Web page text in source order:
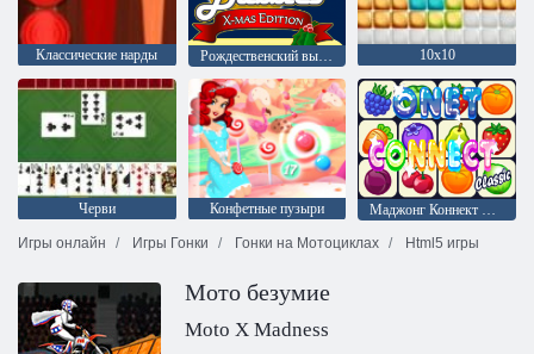
Классические нарды Рождественский выпуск: Забавные пузыри 10х10
Черви Конфетные пузыри
Маджонг Коннект Онет
Игры онлайн
Игры Гонки Гонки на Мотоциклах Html5 игры
Мото безумие
Moto X Madness